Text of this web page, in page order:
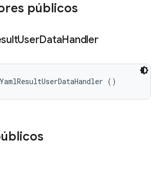
públicos
UserDataHandler
()